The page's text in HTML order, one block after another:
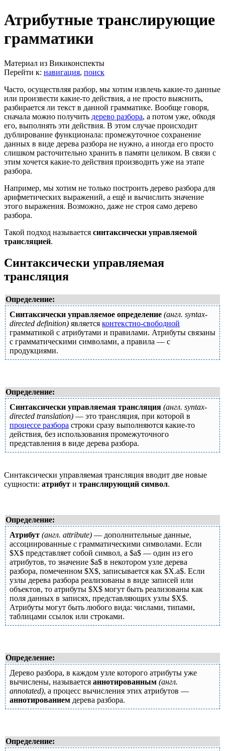
Атрибутные транслирующие
грамматики
Материал из Викиконспекты
Перейти к: навигация, поиск
Часто, осуществляя разбор, мы хотим извлечь какие-то данные
или произвести какие-то действия, а не просто выяснить,
разбирается ли текст в данной грамматике. Вообще говоря,
сначала можно получить дерево разбора, а потом уже, обходя
его, выполнять эти действия. В этом случае происходит
дублирование функционала: промежуточное сохранение
данных в виде дерева разбора не нужно, а иногда его просто
слишком расточительно хранить в памяти целиком. В связи с
этим хочется какие-то действия производить уже на этапе
разбора.
Например, мы хотим не только построить дерево разбора для
арифметических выражений, а ещё и вычислить значение
этого выражения. Возможно, даже не строя само дерево
разбора.
Такой подход называется синтаксически управляемой
трансляцией.
Синтаксически управляемая
трансляция
Определение:
Синтаксически управляемое определение (англ. syntax-
directed definition) является контекстно-свободной
грамматикой с атрибутами и правилами. Атрибуты связаны
с грамматическими символами, а правила — с
продукциями.
Определение:
Синтаксически управляемая трансляция (англ. syntax-
directed translation) — это трансляция, при которой в
процессе разбора строки сразу выполняются какие-то
действия, без использования промежуточного
представления в виде дерева разбора.
Синтаксически управляемая трансляция вводит две новые
сущности: атрибут и транслирующий символ.
Определение:
Атрибут (англ. attribute) — дополнительные данные,
ассоциированные с грамматическими символами. Если
$X$ представляет собой символ, а $a$ — один из его
атрибутов, то значение $a$ в некотором узле дерева
разбора, помеченном $X$, записывается как $X.a$. Если
узлы дерева разбора реализованы в виде записей или
объектов, то атрибуты $X$ могут быть реализованы как
поля данных в записях, представляющих узлы $X$.
Атрибуты могут быть любого вида: числами, типами,
таблицами ссылок или строками.
Определение:
Дерево разбора, в каждом узле которого атрибуты уже
вычислены, называется аннотированным (англ.
annotated), а процесс вычисления этих атрибутов —
аннотированием дерева разбора.
Определение: